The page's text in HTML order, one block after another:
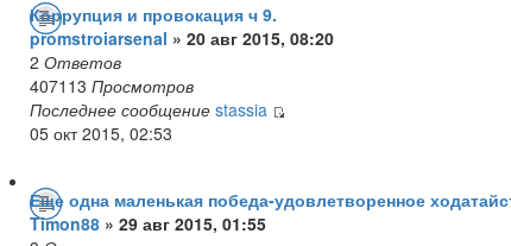
Коррупция и провокация ч 9.
promstroiarsenal » 20 авг 2015, 08:20
2 Ответов
407113 Просмотров
Последнее сообщение stassia
05 окт 2015, 02:53
Еще одна маленькая победа-удовлетворенное
Timon88 » 29 авг 2015, 01:55